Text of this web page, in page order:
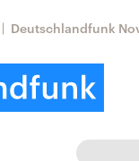
Deutschlandfunk